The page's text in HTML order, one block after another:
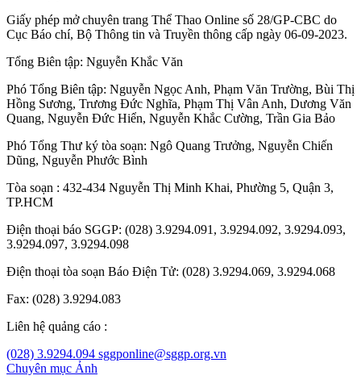
Giấy phép mở chuyên trang Thể Thao Online số 28/GP-CBC do
Cục Báo chí, Bộ Thông tin và Truyền thông cấp ngày 06-09-2023.
Tổng Biên tập: Nguyễn Khắc Văn
Phó Tổng Biên tập: Nguyễn Ngọc Anh, Phạm Văn Trường, Bùi Thị
Hồng Sương, Trương Đức Nghĩa, Phạm Thị Vân Anh, Dương Văn
Quang, Nguyễn Đức Hiển, Nguyễn Khắc Cường, Trần Gia Bảo
Phó Tổng Thư ký tòa soạn: Ngô Quang Trưởng, Nguyễn Chiến
Dũng, Nguyễn Phước Bình
Tòa soạn : 432-434 Nguyễn Thị Minh Khai, Phường 5, Quận 3,
TP.HCM
Điện thoại báo SGGP: (028) 3.9294.091, 3.9294.092, 3.9294.093,
3.9294.097, 3.9294.098
Điện thoại tòa soạn Báo Điện Tử: (028) 3.9294.069, 3.9294.068
Fax: (028) 3.9294.083
Liên hệ quảng cáo :
(028) 3.9294.094 sggponline@sggp.org.vn
Chuyên mục Ảnh